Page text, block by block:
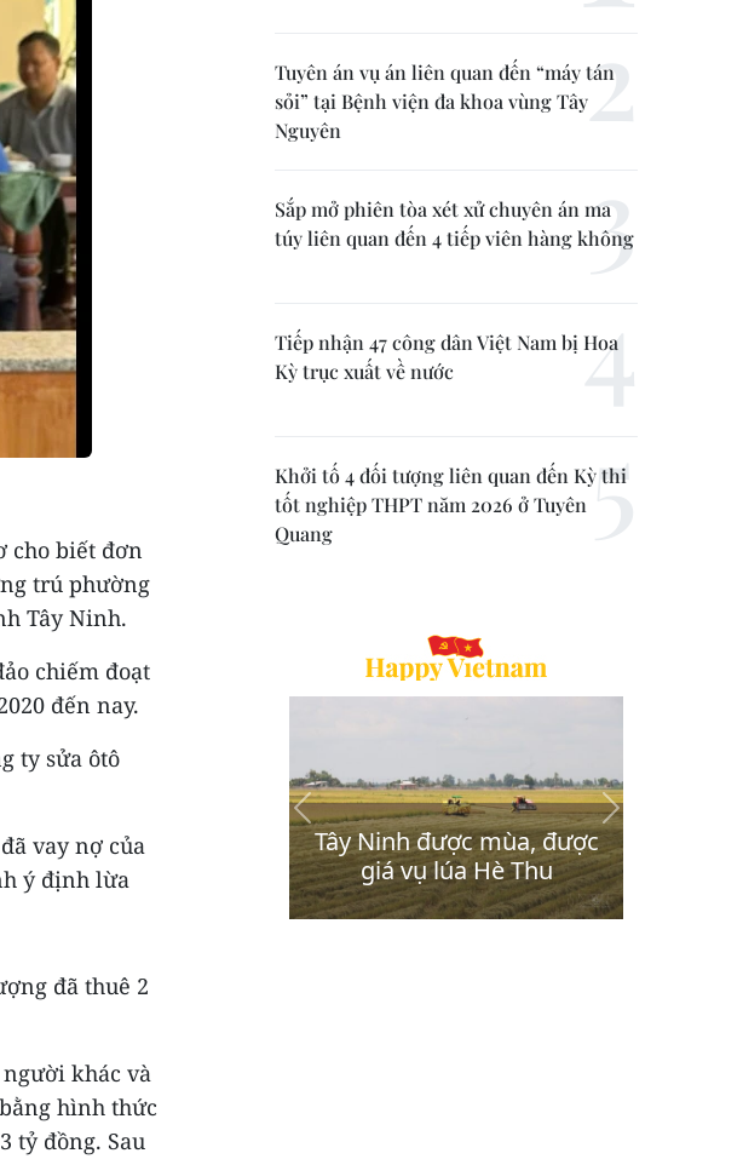
cho biết đơn
trú phường
Tây Ninh.
chiếm đoạt
đến nay.
ty sửa ôtô
vay nợ của
ý định lừa
đã thuê 2
khác và
hình thức
tỷ đồng. Sau
Tuyên án vụ án liên quan đến “máy tán
sỏi” tại Bệnh viện đa khoa vùng Tây
Nguyên
Sắp mở phiên tòa xét xử chuyên án ma
túy liên quan đến 4 tiếp viên hàng không
Tiếp nhận 47 công dân Việt Nam bị Hoa
Kỳ trục xuất về nước
Khởi tố 4 đối tượng liên quan đến Kỳ thi
tốt nghiệp THPT năm 2026 ở Tuyên
Quang